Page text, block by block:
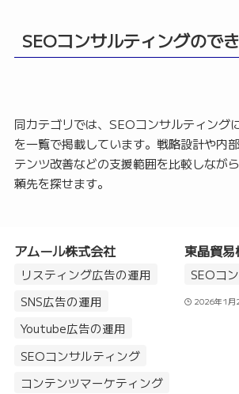
SEOコンサルティングので
同カテゴリでは、SEOコンサルティング
を一覧で掲載しています。戦略設計や内
テンツ改善などの支援範囲を比較しなが
頼先を探せます。
アムール株式会社
リスティング広告の運用
SNS広告の運用
Youtube広告の運用
SEOコンサルティング
コンテンツマーケティング
東晶貿
SEOコ
2026年1月